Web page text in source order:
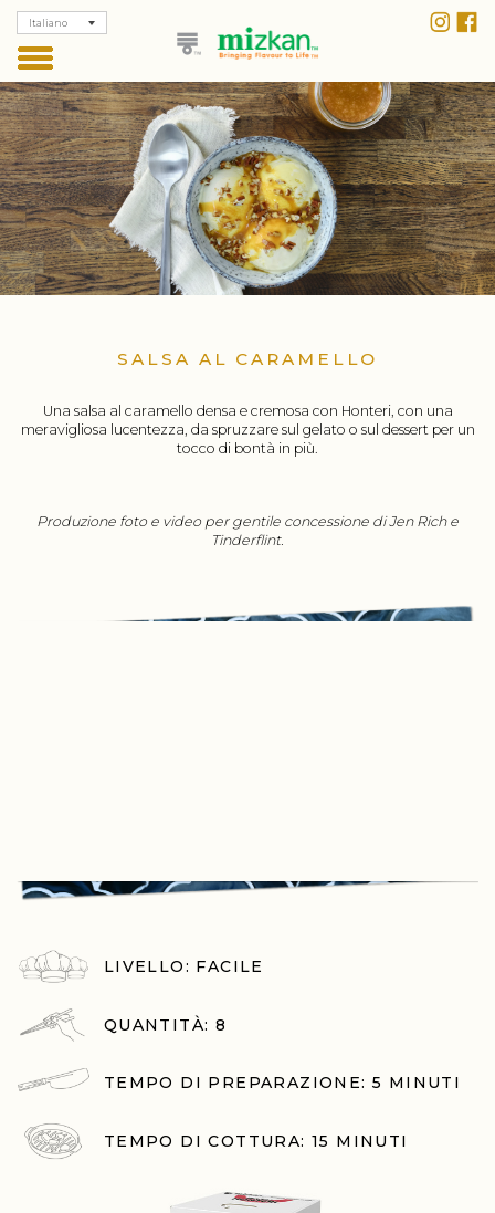
Italiano
SALSA AL CARAMELLO
Una salsa al caramello densa e cremosa con Honteri, con una
meravigliosa lucentezza, da spruzzare sul gelato o sul dessert per un
tocco di bontà in più.
Produzione foto e video per gentile concessione di Jen Rich e
Tinderflint.
LIVELLO: FACILE
QUANTITÀ: 8
TEMPO DI PREPARAZIONE: 5 MINUTI
TEMPO DI COTTURA: 15 MINUTI